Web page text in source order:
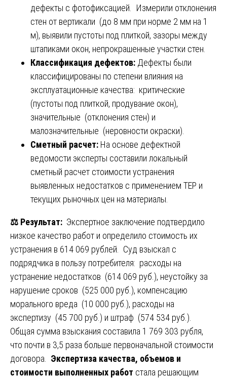
дефекты с фотофиксацией. Измерили отклонения
стен от вертикали (до 8 мм при норме 2 мм на 1
м), выявили пустоты под плиткой, зазоры между
штапиками окон, непрокрашенные участки стен.
Классификация дефектов: Дефекты были
классифицированы по степени влияния на
эксплуатационные качества: критические
(пустоты под плиткой, продувание окон),
значительные (отклонения стен) и
малозначительные (неровности окраски).
Сметный расчет: На основе дефектной
ведомости эксперты составили локальный
сметный расчет стоимости устранения
выявленных недостатков с применением ТЕР и
текущих рыночных цен на материалы.
⚖️ Результат: Экспертное заключение подтвердило
низкое качество работ и определило стоимость их
устранения в 614 069 рублей. Суд взыскал с
подрядчика в пользу потребителя: расходы на
устранение недостатков (614 069 руб.), неустойку за
нарушение сроков (525 000 руб.), компенсацию
морального вреда (10 000 руб.), расходы на
экспертизу (45 700 руб.) и штраф (574 534 руб.).
Общая сумма взыскания составила 1 769 303 рубля,
что почти в 3,5 раза больше первоначальной стоимости
договора. Экспертиза качества, объемов и
стоимости выполненных работ стала решающим